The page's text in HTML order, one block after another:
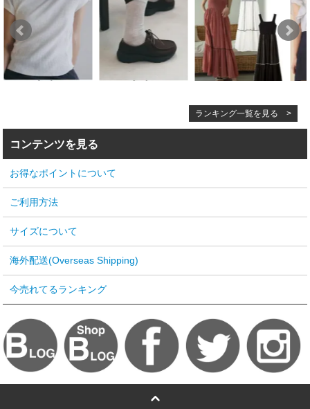
ランキング一覧を見る >
コンテンツを見る
お得なポイントについて
ご利用方法
サイズについて
海外配送(Overseas Shipping)
今売れてるランキング